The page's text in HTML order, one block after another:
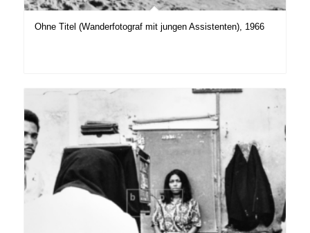
Ohne Titel (Wanderfotograf mit jungen Assistenten), 1966